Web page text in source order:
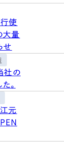
問い合わせ
エリアリンクグループ ジ
メントポリ
ィ・DX方針及び戦略
使
大量
せ
社の
。
元
Ｎ